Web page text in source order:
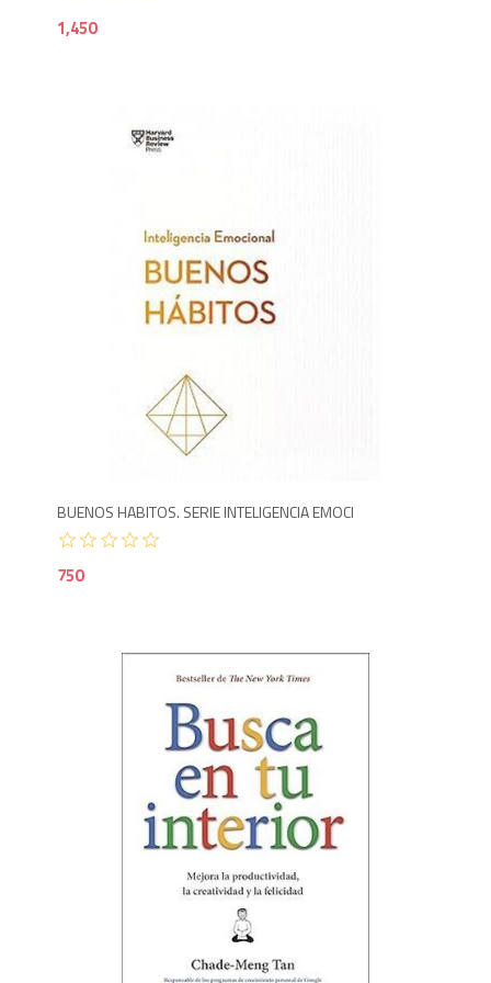
1,450
BUENOS HABITOS. SERIE INTELIGENCIA EMOCI
750